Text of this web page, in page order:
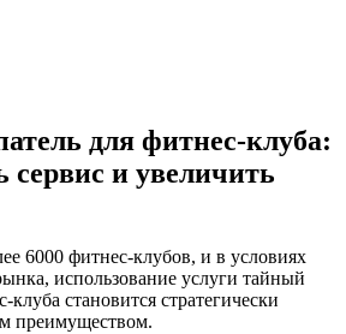
для фитнес-клуба:
сервис и увеличить
6000 фитнес-клубов, и в условиях
использование услуги тайный
клуба становится стратегически
преимуществом.